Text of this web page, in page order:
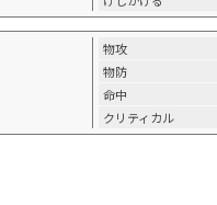
物攻
物防
命中
クリティカル